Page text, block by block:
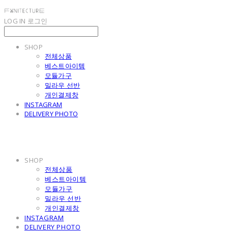
LOG IN 로그인
SHOP
전체상품
베스트아이템
모듈가구
밀라우 선반
개인결제창
INSTAGRAM
DELIVERY PHOTO
SHOP
전체상품
베스트아이템
모듈가구
밀라우 선반
개인결제창
INSTAGRAM
DELIVERY PHOTO